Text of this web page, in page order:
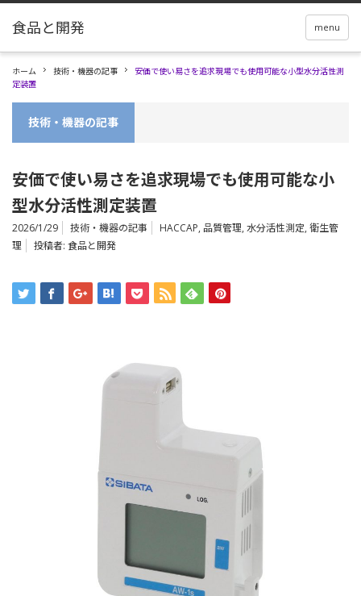
menu
ホーム 技術・機器の記事
安価で使い易さを追求現場でも使用可能な小型水分活性測
定装置
技術・機器の記事
安価で使い易さを追求現場でも使用可能な小
型水分活性測定装置
2026/1/29 技術・機器の記事 HACCAP, 品質管理, 水分活性測定, 衛生管
理
投稿者: 食品と開発